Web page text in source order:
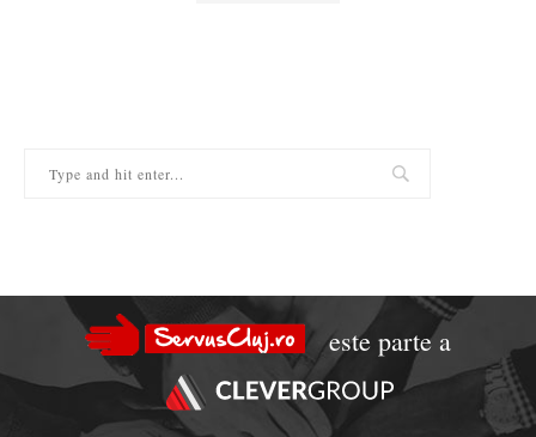
este parte a